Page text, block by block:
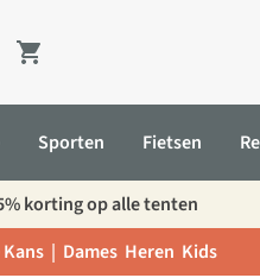
Shopping cart
Sporten Fietsen
korting op alle tenten
| Dames Heren Kids